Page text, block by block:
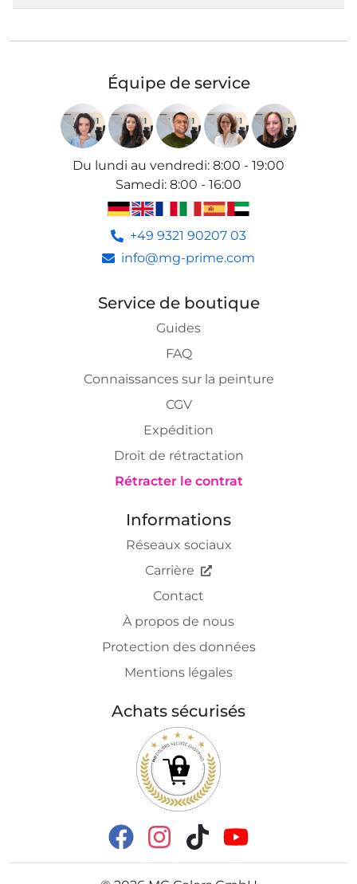
Équipe de service
Du lundi au vendredi: 8:00 - 19:00
Samedi: 8:00 - 16:00
+49 9321 90207 03
info@mg-prime.com
Service de boutique
Guides
FAQ
Connaissances sur la peinture
CGV
Expédition
Droit de rétractation
Rétracter le contrat
Informations
Réseaux sociaux
Carrière
Contact
À propos de nous
Protection des données
Mentions légales
Achats sécurisés